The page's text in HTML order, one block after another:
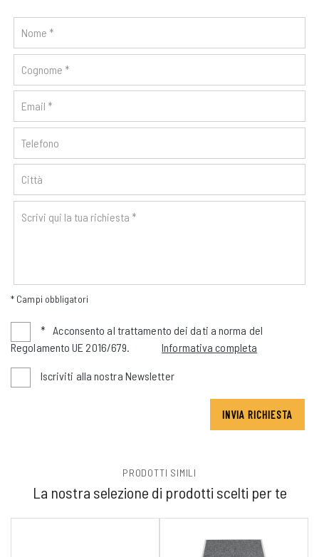
* Campi obbligatori
* Acconsento al trattamento dei dati a norma del
Regolamento UE 2016/679.
Informativa completa
Iscriviti alla nostra Newsletter
INVIA RICHIESTA
PRODOTTI SIMILI
La nostra selezione di prodotti scelti per te